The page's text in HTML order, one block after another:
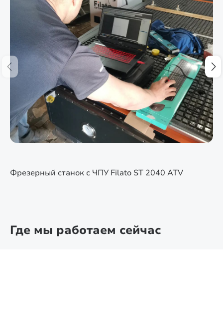
Фрезерный станок с ЧПУ Filato ST 2040 ATV
Где мы работаем сейчас